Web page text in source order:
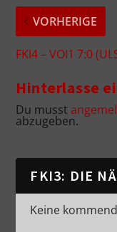
VORHERIGE
FKI4 – VOI1 7:0
Hinterlasse
Du musst
abzugeben.
FKI3: DIE
Keine